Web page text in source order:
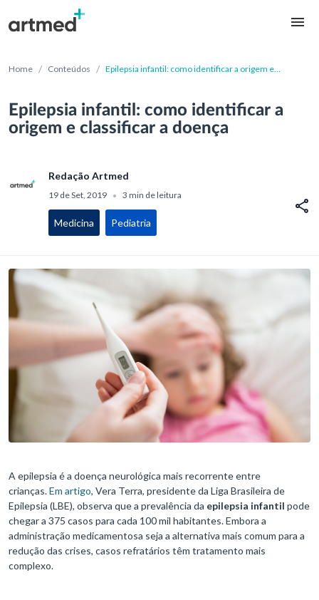
Home / Conteúdos / Epilepsia infantil: como identificar a origem e
Epilepsia infantil: como identificar a
origem e classificar a doença
Redação Artmed
19 de Set, 2019 • 3 min de leitura
Medicina Pediatria
A epilepsia é a doença neurológica mais recorrente entre
crianças.Em artigo, Vera Terra, presidente da Liga Brasileira de
Epilepsia (LBE), observa que a prevalência da epilepsia infantil pode
chegar a 375 casos para cada 100 mil habitantes. Embora a
administração medicamentosa seja a alternativa mais comum para a
redução das crises, casos refratários têm tratamento mais
complexo.